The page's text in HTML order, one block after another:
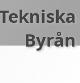
Byrån